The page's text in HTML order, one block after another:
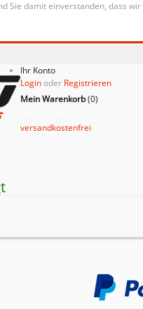
Sie damit einverstanden, dass wir
Ihr Konto
Loginoder Registrieren
Mein Warenkorb(0)
versandkostenfrei